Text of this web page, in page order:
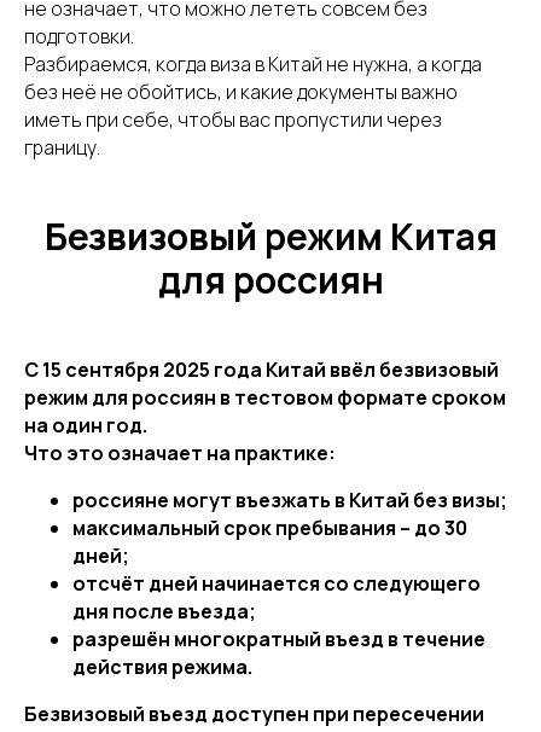
не означает, что можно лететь совсем без
подготовки.
Разбираемся, когда виза в Китай не нужна, а когда
без неё не обойтись, и какие документы важно
иметь при себе, чтобы вас пропустили через
границу.
Безвизовый режим Китая
для россиян
С 15 сентября 2025 года Китай ввёл безвизовый
режим для россиян в тестовом формате сроком
на один год.
Что это означает на практике:
россияне могут въезжать в Китай без визы;
максимальный срок пребывания – до 30
дней;
отсчёт дней начинается со следующего
дня после въезда;
разрешён многократный въезд в течение
действия режима.
Безвизовый въезд доступен при пересечении